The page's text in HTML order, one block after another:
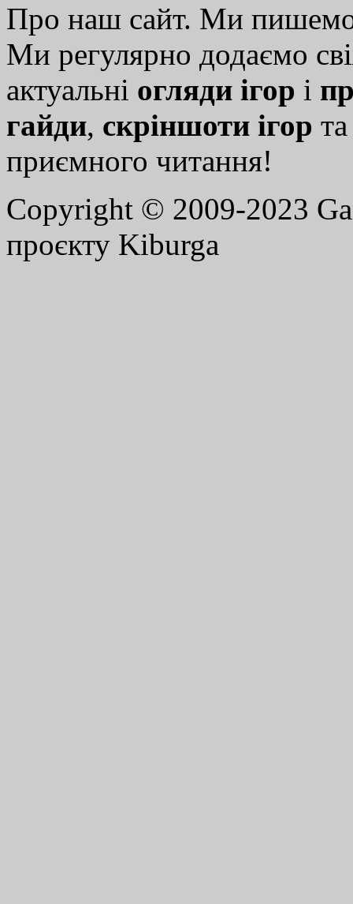
Про наш сайт. Ми
Ми регулярно додаємо
актуальні огляди ігор і
гайди, скріншоти ігор
приємного читання!
Copyright © 2009-2023
проєкту Kiburga